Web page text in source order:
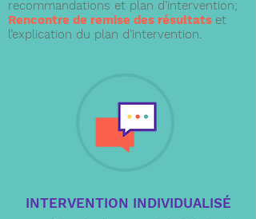
recommandations et plan d’intervention;
Rencontre de remise des résultats et
l’explication du plan d’intervention.
INTERVENTION INDIVIDUALISÉ